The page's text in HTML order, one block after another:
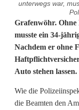
unterwegs war,
U
S
-
o
Grafenwöhr. Ohne
musste ein 34-
Nachdem er ohne
Auto stehen lassen.
Wie die
die Beamten den